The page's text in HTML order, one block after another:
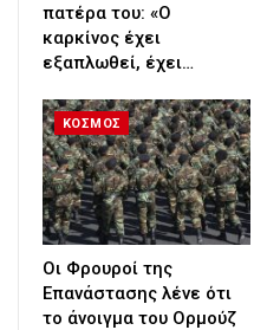
πατέρα του: «Ο
καρκίνος έχει
εξαπλωθεί, έχει…
ΚΟΣΜΟΣ
Οι Φρουροί της
Επανάστασης λένε ότι
το άνοιγμα του Ορμούζ